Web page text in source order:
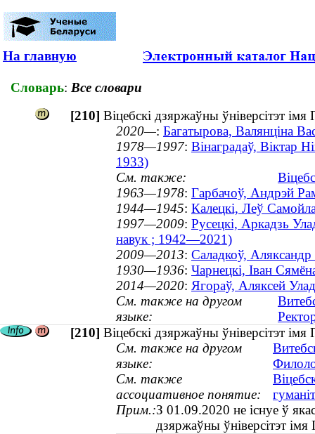
На главную
Словарь: Все словари
[210] Віцебскі дзяржаўны ўніверсітэт
2020—: Багатырова, Валянціна
1978—1997: Вінаградаў, Віктар
1933)
См. также:
1963—1978: Гарбачоў, Андрэй
1944—1945: Калецкі, Леў
1997—2009: Русецкі, Аркадзь
навук ; 1942—2021)
2009—2013: Саладкоў,
1930—1936: Чарнецкі, Іван
2014—2020: Ягораў, Аляксей
См. также на другом
языке:
[210] Віцебскі дзяржаўны ўніверсітэт
См. также на другом
языке:
См. также
ассоциативное понятие:
Прим.:З 01.09.2020 не існуе ў
дзяржаўны ўніверсітэт